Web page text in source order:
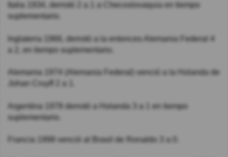
Italia 1934, derrotó 2 a 1 a Checoslovaquia en tiempo
suplementario.
Inglaterra 1966, derrotó a la entonces Alemania Federal 4
a 2, en tiempo suplementario.
Alemania 1974 (Alemania Federal) venció a la Holanda de
Johan Cruyff 2 a 1.
Argentina 1978 derrotó a Holanda 3 a 1 en tiempo
suplementario.
Francia 1998 venció al Brasil de Ronaldo 3 a 0.